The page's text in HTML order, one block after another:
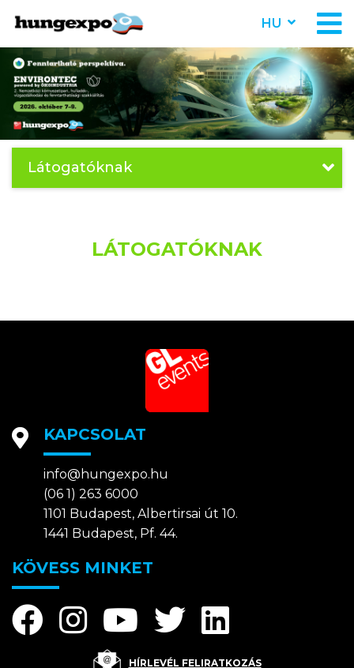
HU
Látogatóknak
LÁTOGATÓKNAK
KAPCSOLAT
info@hungexpo.hu
(06 1) 263 6000
1101 Budapest, Albertirsai út 10.
1441 Budapest, Pf. 44.
KÖVESS MINKET
HÍRLEVÉL FELIRATKOZÁS